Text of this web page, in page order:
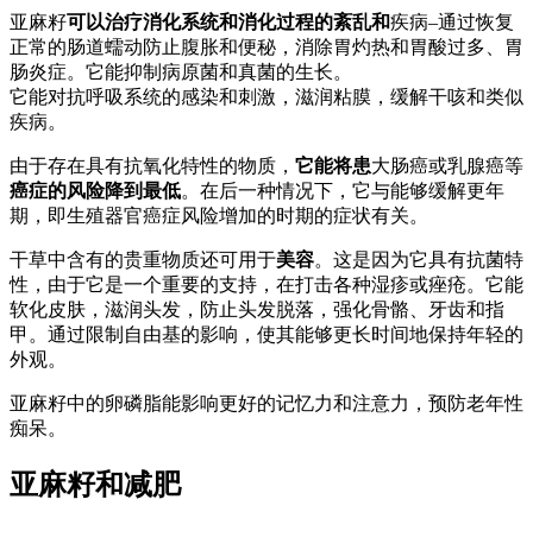
亚麻籽可以治疗消化系统和消化过程的紊乱和疾病–通过恢复
正常的肠道蠕动防止腹胀和便秘，消除胃灼热和胃酸过多、胃
肠炎症。它能抑制病原菌和真菌的生长。
它能对抗呼吸系统的感染和刺激，滋润粘膜，缓解干咳和类似
疾病。
由于存在具有抗氧化特性的物质， 它能将患大肠癌或乳腺癌等
癌症的风险降到最低。在后一种情况下，它与能够缓解更年
期，即生殖器官癌症风险增加的时期的症状有关。
干草中含有的贵重物质还可用于美容。这是因为它具有抗菌特
性，由于它是一个重要的支持，在打击各种湿疹或痤疮。它能
软化皮肤，滋润头发，防止头发脱落，强化骨骼、牙齿和指
甲。通过限制自由基的影响，使其能够更长时间地保持年轻的
外观。
亚麻籽中的卵磷脂能影响更好的记忆力和注意力，预防老年性
痴呆。
亚麻籽和减肥